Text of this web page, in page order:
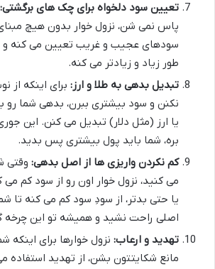
تعیین سود دلخواه برای چک های برگشتی:
پاس نمی شن، نزول خوار بدون هیچ
سودهای عجیب و غریب تعیین می کنه
طور زیاد و زیادتر می کنه.
تبدیل بدهی به طلا و ارز: برای اینکه از
نکنن و سود بیشتری ببرن، بدهی شما رو
یا ارز (مثل دلار) تبدیل می کنن. این
بره، شما باید پول بیشتری پس بدید.
کم نکردن واریزی ها از اصل بدهی: وقتی
می کنید، نزول خوار اون رو از سود کم
یا حتی بدتر، از سودِ سود کم می کنه تا
اصلی راحت نشید و همیشه تو این چرخه
تهدید و ارعاب: نزول خوارها برای
مانع شکایتتون بشن، از تهدید